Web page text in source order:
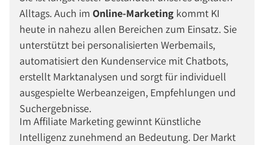
Alltags. Auch im Online-Marketing kommt KI
heute in nahezu allen Bereichen zum Einsatz. Sie
unterstützt bei personalisierten Werbemails,
automatisiert den Kundenservice mit Chatbots,
erstellt Marktanalysen und sorgt für individuell
ausgespielte Werbeanzeigen, Empfehlungen und
Suchergebnisse.
Im Affiliate Marketing gewinnt Künstliche
Intelligenz zunehmend an Bedeutung. Der Markt